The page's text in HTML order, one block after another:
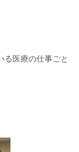
る医療の仕事ごと